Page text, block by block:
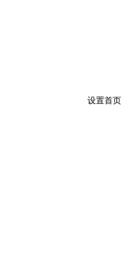
设置首页